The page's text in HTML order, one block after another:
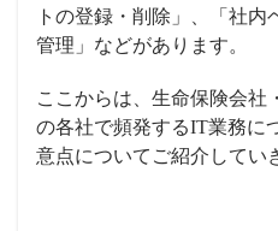
トの登録・削除」、「社
管理」 などがあります。
ここからは、生命保険会社
の各社で頻発するIT業務に
意点についてご紹介してい